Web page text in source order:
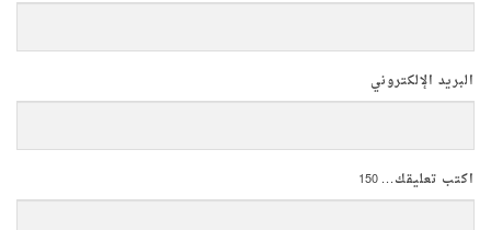
البريد الإلكتروني
اكتب تعليقك...150